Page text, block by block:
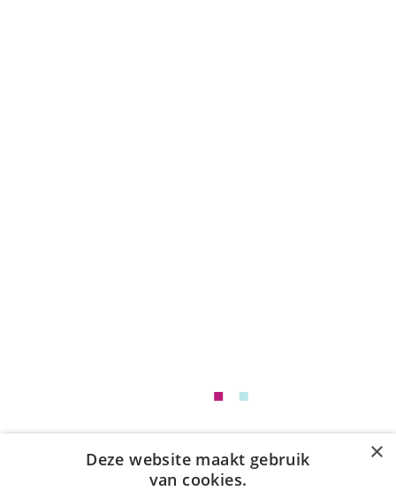
Online adverteren tijdens de
coronacrisis: do’s en don’ts
om nog maar te…
×
Deze website maakt gebruik
van cookies.